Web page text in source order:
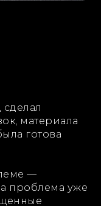
сделал
материала
готова
—
проблема уже